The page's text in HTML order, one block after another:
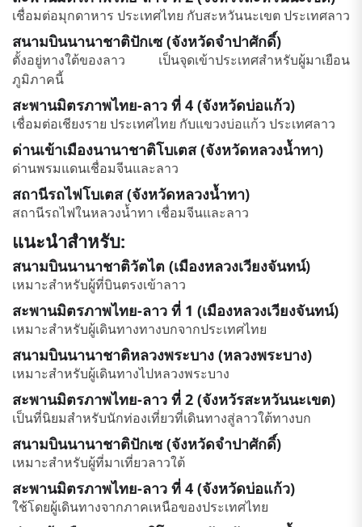
เชื่อมต่อมุกดาหาร ประเทศไทย กับสะหวันนะเขต ประเทศลาว
สนามบินนานาชาติปักเซ (จังหวัดจำปาศักดิ์)
ตั้งอยู่ทางใต้ของลาว เป็นจุดเข้าประเทศสำหรับผู้มาเยือน
ภูมิภาคนี้
สะพานมิตรภาพไทย-ลาว ที่ 4 (จังหวัดบ่อแก้ว)
เชื่อมต่อเชียงราย ประเทศไทย กับแขวงบ่อแก้ว ประเทศลาว
ด่านเข้าเมืองนานาชาติโบเตส (จังหวัดหลวงน้ำทา)
ด่านพรมแดนเชื่อมจีนและลาว
สถานีรถไฟโบเตส (จังหวัดหลวงน้ำทา)
สถานีรถไฟในหลวงน้ำทา เชื่อมจีนและลาว
แนะนำสำหรับ:
สนามบินนานาชาติวัตไต (เมืองหลวงเวียงจันทน์)
เหมาะสำหรับผู้ที่บินตรงเข้าลาว
สะพานมิตรภาพไทย-ลาว ที่ 1 (เมืองหลวงเวียงจันทน์)
เหมาะสำหรับผู้เดินทางทางบกจากประเทศไทย
สนามบินนานาชาติหลวงพระบาง (หลวงพระบาง)
เหมาะสำหรับผู้เดินทางไปหลวงพระบาง
สะพานมิตรภาพไทย-ลาว ที่ 2 (จังหวัรสะหวันนะเขต)
เป็นที่นิยมสำหรับนักท่องเที่ยวที่เดินทางสู่ลาวใต้ทางบก
สนามบินนานาชาติปักเซ (จังหวัดจำปาศักดิ์)
เหมาะสำหรับผู้ที่มาเที่ยวลาวใต้
สะพานมิตรภาพไทย-ลาว ที่ 4 (จังหวัดบ่อแก้ว)
ใช้โดยผู้เดินทางจากภาคเหนือของประเทศไทย